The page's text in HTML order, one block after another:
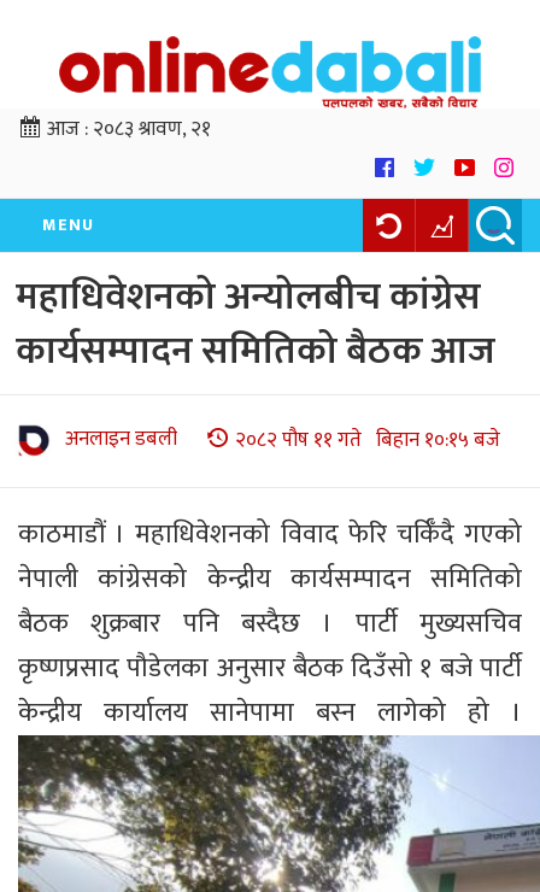
आज :२०८३ श्रावण, २१
MENU
महाधिवेशनको अन्योलबीच कांग्रेस
कार्यसम्पादन समितिको बैठक आज
अनलाइन डबली २०८२ पौष ११ गते बिहान १०:१५ बजे
काठमाडौं । महाधिवेशनको विवाद फेरि चर्किँदै गएको
नेपाली कांग्रेसको केन्द्रीय कार्यसम्पादन समितिको
बैठक शुक्रबार पनि बस्दैछ । पार्टी मुख्यसचिव
कृष्णप्रसाद पौडेलका अनुसार बैठक दिउँसो १ बजे पार्टी
केन्द्रीय कार्यालय सानेपामा बस्न लागेको हो ।